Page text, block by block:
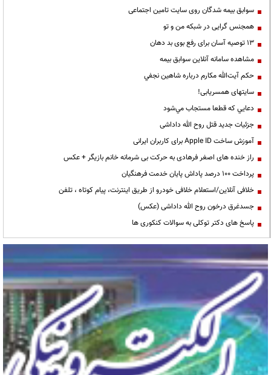
سوابق بیمه شدگان روی سایت تامین اجتماعی
همجنس گرایی در شبکه من و تو
13 توصیه آسان برای رفع بوی بد دهان
مشاهده سامانه آنلاين سوابق بیمه
حكم آيت‌الله مكارم درباره شاهين نجفي
سایتهای همسریابی!
دعايي كه قطعا مستجاب مي‌شود
جزئیات جدید قتل روح الله داداشی
آموزش ساخت Apple ID برای کاربران ایرانی
راز خنده های اصغر فرهادی به حرکت بی شرمانه خانم بازیگر + عکس
پرداخت ۱۰۰ درصد پاداش پایان خدمت فرهنگیان
خلافی آنلاین/استعلام خلافی خودرو از طریق اینترنت، پیام کوتاه ، تلفن
جسدغرق درخون روح الله داداشی (عکس)
پاسخ های دکتر توکلی به سوالات کنکوری ها